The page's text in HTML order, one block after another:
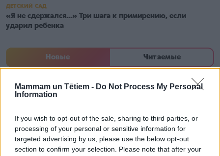
Mammam un Tētiem - Do Not Process My Personal
Information
If you wish to opt-out of the sale, sharing to third parties, or
processing of your personal or sensitive information for
targeted advertising by us, please use the below opt-out
section to confirm your selection. Please note that after your
ДЕТСКИЙ САД
«Я не сдержался...» Три шага к примирению, если
ударил ребенка
Новые Читаемые
Почему растения могут выглядеть слабыми